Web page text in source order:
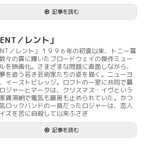
記事を読む
／レント」
／レント」１９９６年の初演以来、トニー賞
々の賞に輝いたブロードウェイの傑作ミュー
を映画化。さまざまな問題に直面しながら、
を追う若き芸術家たちの姿を描く。ニューヨ
イーストビレッジ。ロフトの一室に共同で暮
ジャーとマークは、クリスマス・イヴという
賃滞納で電気も暖房も止められていた。かつ
ロックバンドの一員だったロジャーは、恋人
ズを苦に自殺して以来ふさぎ
記事を読む